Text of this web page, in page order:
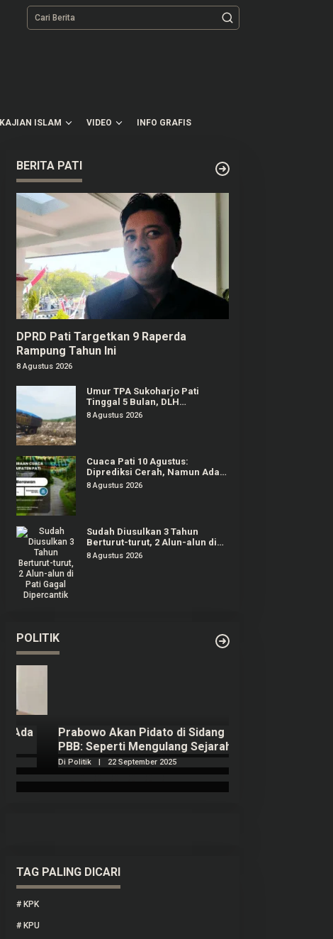
KAJIAN ISLAM VIDEO INFO GRAFIS
BGN Akan Pasang CCTV di
SPPG Seluruh Indonesia,
Bisa Connect Langsung ke
Pusat
Kawasan Bromo Kembali
Alami Kebakaran Hutan,
Nyaris Merambat ke Puncak
BERITA PATI
DPRD Pati Targetkan 9 Raperda
Rampung Tahun Ini
8 Agustus 2026
Umur TPA Sukoharjo Pati
Tinggal 5 Bulan, DLH
Berencana Perpanjang Satu-
8 Agustus 2026
Cuaca Pati 10 Agustus:
Diprediksi Cerah, Namun Ada
Potensi Gelombang Tinggi di
8 Agustus 2026
Sudah Diusulkan 3 Tahun
Berturut-turut, 2 Alun-alun di
Pati Gagal Dipercantik
8 Agustus 2026
POLITIK
Prabowo Akan Pidato di Sidang
PBB: Seperti Mengulang Sejarah
Sang Ayah
Di Politik | 22 September 2025
TAG PALING DICARI
# KPK
# KPU